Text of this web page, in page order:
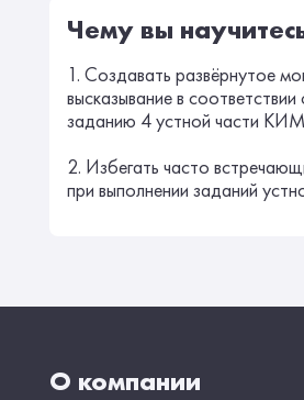
Чему вы
1. Создавать развёрнутое
высказывание в соответствии
заданию 4 устной части
2. Избегать часто
при выполнении заданий
О компании